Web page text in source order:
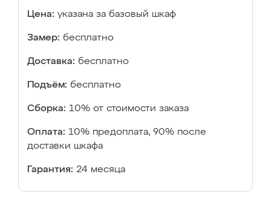
Цена: указана за базовый шкаф
Замер: бесплатно
Доставка: бесплатно
Подъём: бесплатно
Сборка: 10% от стоимости заказа
Оплата: 10% предоплата, 90% после
доставки шкафа
Гарантия: 24 месяца